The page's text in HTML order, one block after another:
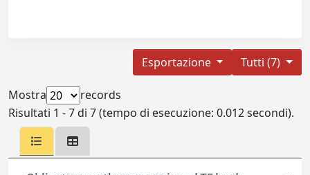
Tutti (7)
Esportazione
Mostra
records
Risultati 1 - 7 di 7 (tempo di esecuzione: 0.012 secondi).